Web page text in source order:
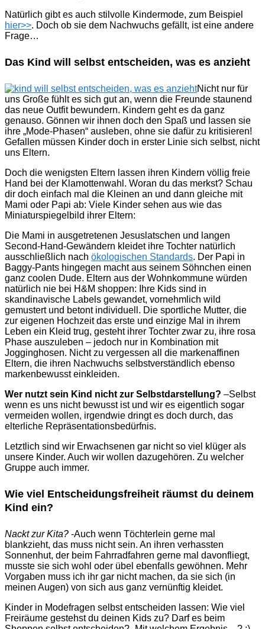
Natürlich gibt es auch stilvolle Kindermode, zum Beispiel
hier>>. Doch ob sie dem Nachwuchs gefällt, ist eine andere
Frage…
Das Kind will selbst entscheiden, was es anzieht
Nicht nur für
uns Große fühlt es sich gut an, wenn die Freunde staunend
das neue Outfit bewundern. Kindern geht es da ganz
genauso. Gönnen wir ihnen doch den Spaß und lassen sie
ihre „Mode-Phasen“ ausleben, ohne sie dafür zu kritisieren!
Gefallen müssen Kinder doch in erster Linie sich selbst, nicht
uns Eltern.
Doch die wenigsten Eltern lassen ihren Kindern völlig freie
Hand bei der Klamottenwahl. Woran du das merkst? Schau
dir doch einfach mal die Kleinen an und dann gleiche mit
Mami oder Papi ab: Viele Kinder sehen aus wie das
Miniaturspiegelbild ihrer Eltern:
Die Mami in ausgetretenen Jesuslatschen und langen
Second-Hand-Gewändern kleidet ihre Tochter natürlich
ausschließlich nach ökologischen Standards. Der Papi in
Baggy-Pants hingegen macht aus seinem Söhnchen einen
ganz coolen Dude. Eltern aus der Wohnkommune würden
natürlich nie bei H&M shoppen: Ihre Kids sind in
skandinavische Labels gewandet, vornehmlich wild
gemustert und betont individuell. Die sportliche Mutter, die
zur eigenen Hochzeit das erste und einzige Mal in ihrem
Leben ein Kleid trug, gesteht ihrer Tochter zwar zu, ihre rosa
Phase auszuleben – jedoch nur in Kombination mit
Jogginghosen. Nicht zu vergessen all die markenaffinen
Eltern, die ihren Nachwuchs selbstverständlich ebenso
markenbewusst einkleiden.
Wer nutzt sein Kind nicht zur Selbstdarstellung? –Selbst
wenn es uns nicht bewusst ist und wir es eigentlich sogar
vermeiden wollen, irgendwie dringt es doch durch, das
elterliche Repräsentationsbedürfnis.
Letztlich sind wir Erwachsenen gar nicht so viel klüger als
unsere Kinder. Auch wir wollen dazugehören. Zu welcher
Gruppe auch immer.
Wie viel Entscheidungsfreiheit räumst du deinem
Kind ein?
Nackt zur Kita? -Auch wenn Töchterlein gerne mal
blankzieht, das muss nicht sein. An ihren verhassten
Sonnenhut, der beim Fahrradfahren gerne mal davonfliegt,
musste sie sich wohl oder übel ebenfalls gewöhnen. Mehr
Vorgaben muss ich ihr gar nicht machen, da sie sich (in
meinen Augen) von sich aus ganz vernünftig kleidet.
Kinder in Modefragen selbst entscheiden lassen: Wie viel
Freiräume gestehst du deinen Kids zu? Darf es beim